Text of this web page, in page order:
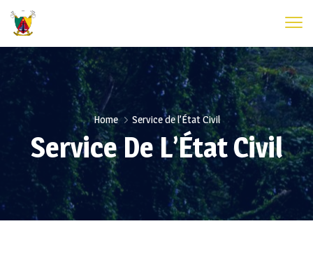
Home Service de l’État Civil
Service De L’État Civil